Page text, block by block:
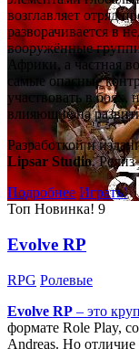
возглавляет отряд
разворачивается в
вооружённые
Африки, а частная
самые опасные
участвовать в боях,
влияющие на
Разработкой и
Lipsar Studio. Релиз
Подробнее Играть!
Топ Новинка! 9
Evolve RP
RPG Ролевые
Evolve RP – это
формате Role Play,
Andreas. Но